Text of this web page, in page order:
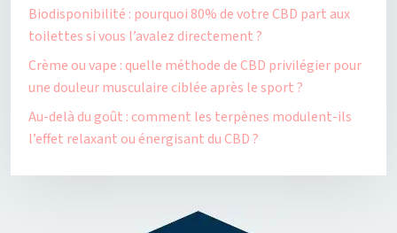
Biodisponibilité : pourquoi 80% de votre CBD part aux
toilettes si vous l’avalez directement ?
Crème ou vape : quelle méthode de CBD privilégier pour
une douleur musculaire ciblée après le sport ?
Au-delà du goût : comment les terpènes modulent-ils
l’effet relaxant ou énergisant du CBD ?